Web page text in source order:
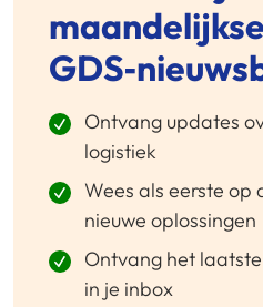
Ontvang updates
logistiek
Wees als eerste op
nieuwe oplossingen
Ontvang het
in je inbox